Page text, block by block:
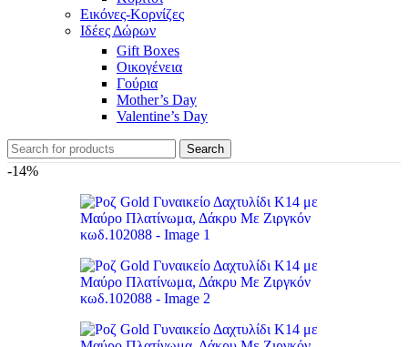
Εικόνες-Κορνίζες
Ιδέες Δώρων
Gift Boxes
Οικογένεια
Γούρια
Mother’s Day
Valentine’s Day
Search
-14%